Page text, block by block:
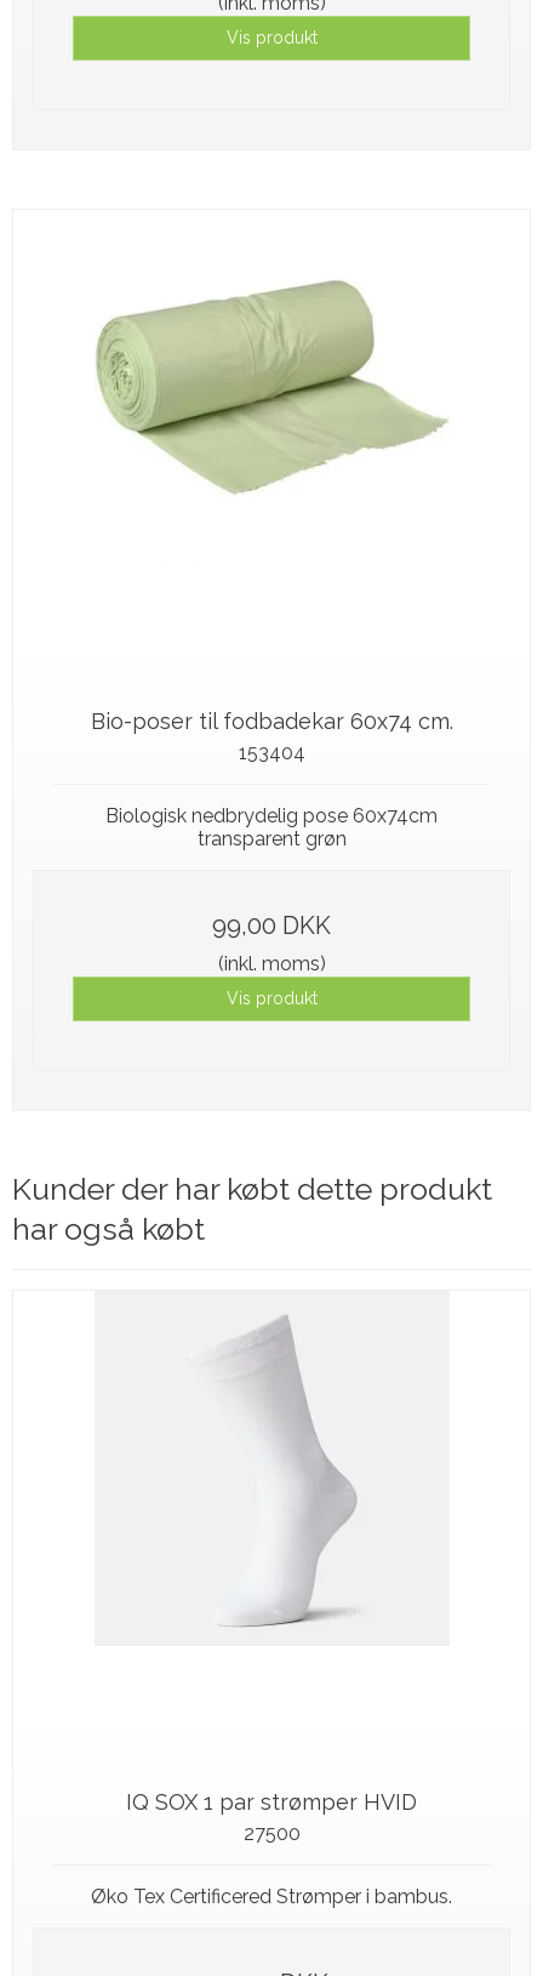
Vis produkt
Bio-poser til fodbadekar 60x74 cm.
153404
Biologisk nedbrydelig pose 60x74cm
transparent grøn
99,00 DKK
(inkl. moms)
Vis produkt
Kunder der har købt dette produkt
har også købt
IQ SOX 1 par strømper HVID
27500
Øko Tex Certificered Strømper i bambus.